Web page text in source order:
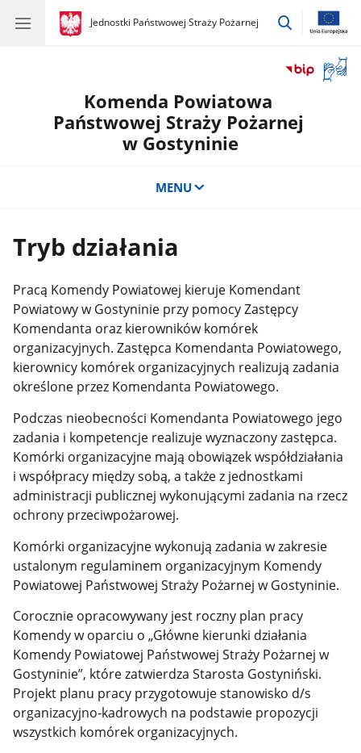
gov.pl
Jednostki Państwowej Straży Pożarnej
gov.pl
Jednostki
przejdź
okno
Komenda Powiatowa
Państwowej Straży Pożarnej
w Gostyninie
MENU
Tryb działania
Pracą Komendy Powiatowej kieruje Komendant
Powiatowy w Gostyninie przy pomocy Zastępcy
Komendanta oraz kierowników komórek
organizacyjnych. Zastępca Komendanta Powiatowego,
kierownicy komórek organizacyjnych realizują zadania
określone przez Komendanta Powiatowego.
Podczas nieobecności Komendanta Powiatowego jego
zadania i kompetencje realizuje wyznaczony zastępca.
Komórki organizacyjne mają obowiązek współdziałania
i współpracy między sobą, a także z jednostkami
administracji publicznej wykonującymi zadania na rzecz
ochrony przeciwpożarowej.
Komórki organizacyjne wykonują zadania w zakresie
ustalonym regulaminem organizacyjnym Komendy
Powiatowej Państwowej Straży Pożarnej w Gostyninie.
Corocznie opracowywany jest roczny plan pracy
Komendy w oparciu o „Główne kierunki działania
Komendy Powiatowej Państwowej Straży Pożarnej w
Gostyninie”, które zatwierdza Starosta Gostyniński.
Projekt planu pracy przygotowuje stanowisko d/s
organizacyjno-kadrowych na podstawie propozycji
wszystkich komórek organizacyjnych.